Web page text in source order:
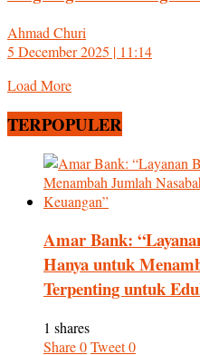
Ahmad Churi
5 December 2025 | 11:14
Load More
TERPOPULER
Amar Bank:
Hanya untuk
Terpenting untuk
1 shares
Share0Tweet0